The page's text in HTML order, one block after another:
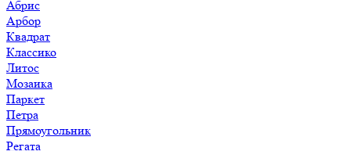
Абрис
Арбор
Квадрат
Классико
Литос
Мозаика
Паркет
Петра
Прямоугольник
Регата